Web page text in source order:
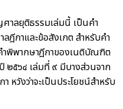
าลยุติธรรมเล่มนี้ เป็นคำ
ฎีกาและข้อสังเกต สำหรับคำ
พิพากษาฎีกาของเนติบัณฑิต
๒๕๖๔ เล่มที่ ๙ มีบางส่วนจาก
หวังว่าจะเป็นประโยชน์สำหรับ